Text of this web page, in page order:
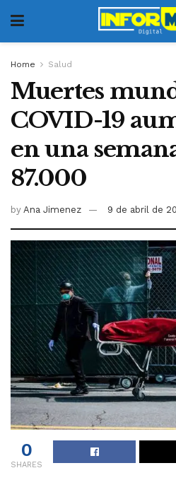
Home Salud
Muertes
COVID-19
en una
87.000
by Ana Jimenez 9 de abril de
0
SHARES